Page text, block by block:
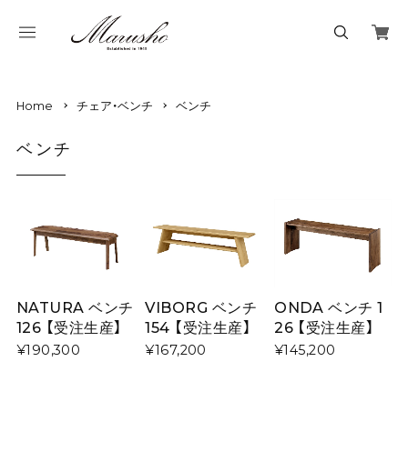
Home チェア・ベンチ ベンチ
ベンチ
NATURA ベンチ
126 【受注生産】
¥190,300
VIBORG ベンチ
154 【受注生産】
¥167,200
ONDA ベンチ 1
26 【受注生産】
¥145,200